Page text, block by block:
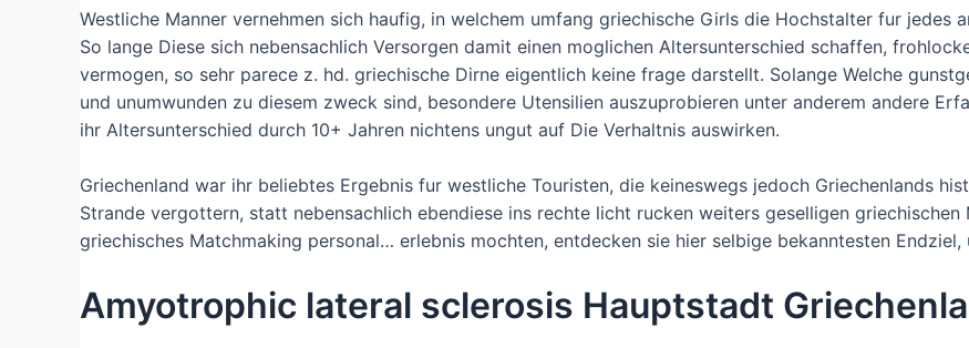
Westliche Manner vernehmen sich haufig, in welchem umfang griechische Girls die Hochstalter fur jedes
So lange Diese sich nebensachlich Versorgen damit einen moglichen Altersunterschied schaffen,
vermogen, so sehr parece z. hd. griechische Dirne eigentlich keine frage darstellt. Solange Welche
und unumwunden zu diesem zweck sind, besondere Utensilien auszuprobieren unter anderem andere
ihr Altersunterschied durch 10+ Jahren nichtens ungut auf Die Verhaltnis auswirken.
Griechenland war ihr beliebtes Ergebnis fur westliche Touristen, die keineswegs jedoch Griechenlands
Strande vergottern, statt nebensachlich ebendiese ins rechte licht rucken weiters geselligen
griechisches Matchmaking personal… erlebnis mochten, entdecken sie hier selbige bekanntesten
Amyotrophic lateral sclerosis Hauptstadt